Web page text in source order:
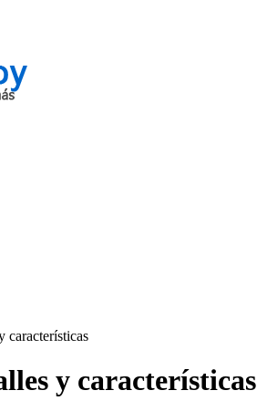
características
y características